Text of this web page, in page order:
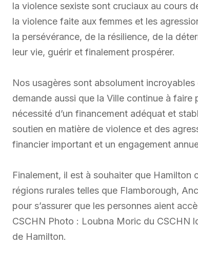
la violence sexiste sont cruciaux au cours
la violence faite aux femmes et les
la persévérance, de la résilience, de la
leur vie, guérir et finalement prospérer.
Nos usagères sont absolument
demande aussi que la Ville continue à faire
nécessité d’un financement adéquat et
soutien en matière de violence et des
financier important et un engagement
Finalement, il est à souhaiter que
régions rurales telles que Flamborough,
pour s’assurer que les personnes aient
CSCHN Photo : Loubna Moric du CSCHN
de Hamilton.